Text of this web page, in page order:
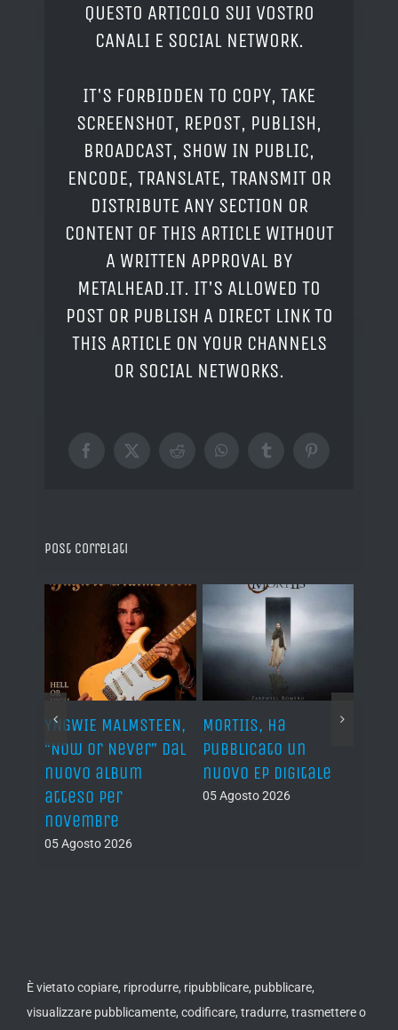
QUESTO ARTICOLO SUI VOSTRO
CANALI E SOCIAL NETWORK.
IT'S FORBIDDEN TO COPY, TAKE
SCREENSHOT, REPOST, PUBLISH,
BROADCAST, SHOW IN PUBLIC,
ENCODE, TRANSLATE, TRANSMIT OR
DISTRIBUTE ANY SECTION OR
CONTENT OF THIS ARTICLE WITHOUT
A WRITTEN APPROVAL BY
METALHEAD.IT. IT'S ALLOWED TO
POST OR PUBLISH A DIRECT LINK TO
THIS ARTICLE ON YOUR CHANNELS
OR SOCIAL NETWORKS.
Facebook
X RedditWhatsAppTumblrPinterest
Post correlati
YNGWIE MALMSTEEN,
“Now Or Never” dal
nuovo album
atteso per
novembre
05 Agosto 2026
MORTIIS, ha
pubblicato un
nuovo EP digitale
05 Agosto 2026
È vietato copiare, riprodurre, ripubblicare, pubblicare,
visualizzare pubblicamente, codificare, tradurre, trasmettere o